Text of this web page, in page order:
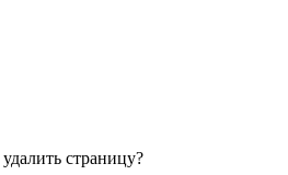
страницу?